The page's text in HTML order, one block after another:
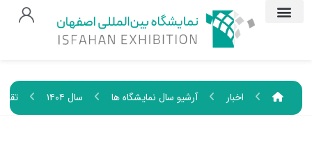
اخبار آرشیو سال نمایشگاه ها سال ۱۴۰۴